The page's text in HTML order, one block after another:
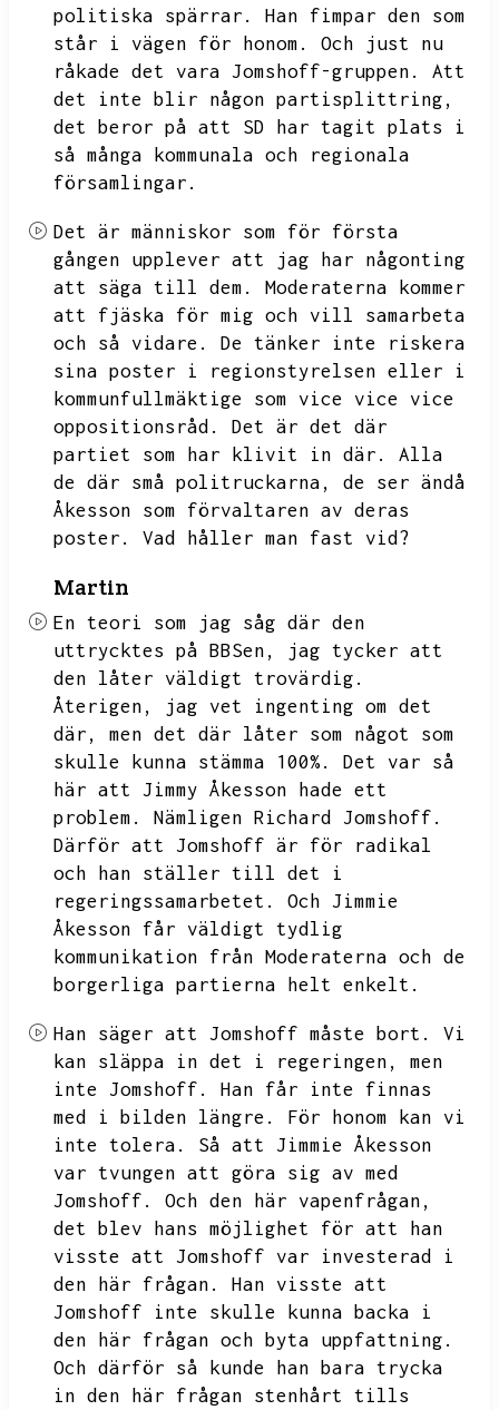
politiska spärrar.
Han fimpar den som
står i vägen för honom.
Och just nu
råkade det vara Jomshoff-gruppen.
Att
det inte blir någon partisplittring,
det beror på att
SD har tagit plats i
så många kommunala och regionala
församlingar.
Det är människor som för första
gången upplever att jag har någonting
att säga till dem.
Moderaterna kommer
att fjäska för mig och vill samarbeta
och så vidare.
De tänker inte riskera
sina poster i regionstyrelsen eller i
kommunfullmäktige som vice vice vice
oppositionsråd.
Det är det där
partiet som har klivit in där.
Alla
de där små politruckarna,
de ser ändå
Åkesson som förvaltaren av deras
poster.
Vad håller man fast vid?
Martin
En teori som jag såg där den
uttrycktes på BBSen,
jag tycker att
den låter väldigt trovärdig.
Återigen,
jag vet ingenting om det
där,
men det där låter som något som
skulle kunna stämma 100%.
Det var så
här att Jimmy Åkesson hade ett
problem.
Nämligen Richard Jomshoff.
Därför att Jomshoff är för radikal
och han ställer till det i
regeringssamarbetet.
Och Jimmie
Åkesson får väldigt tydlig
kommunikation från Moderaterna och de
borgerliga partierna helt enkelt.
Han säger att Jomshoff måste bort.
Vi
kan släppa in det i regeringen,
men
inte Jomshoff.
Han får inte finnas
med i bilden längre.
För honom kan vi
inte tolera.
Så att Jimmie Åkesson
var tvungen att göra sig av med
Jomshoff.
Och den här vapenfrågan,
det blev hans möjlighet för att han
visste att Jomshoff var investerad i
den här frågan.
Han visste att
Jomshoff inte skulle kunna backa i
den här frågan och byta uppfattning.
Och därför så kunde han bara trycka
in den här frågan stenhårt tills